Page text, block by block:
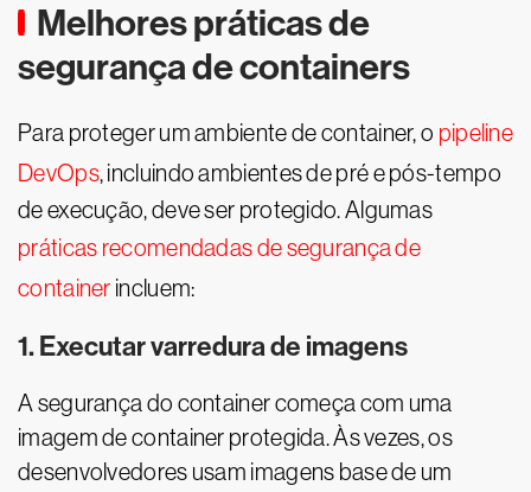
Melhores práticas de
segurança de containers
Para proteger um ambiente de container, o pipeline
DevOps, incluindo ambientes de pré e pós-tempo
de execução, deve ser protegido. Algumas
práticas recomendadas de segurança de
container incluem:
1. Executar varredura de imagens
A segurança do container começa com uma
imagem de container protegida. Às vezes, os
desenvolvedores usam imagens base de um